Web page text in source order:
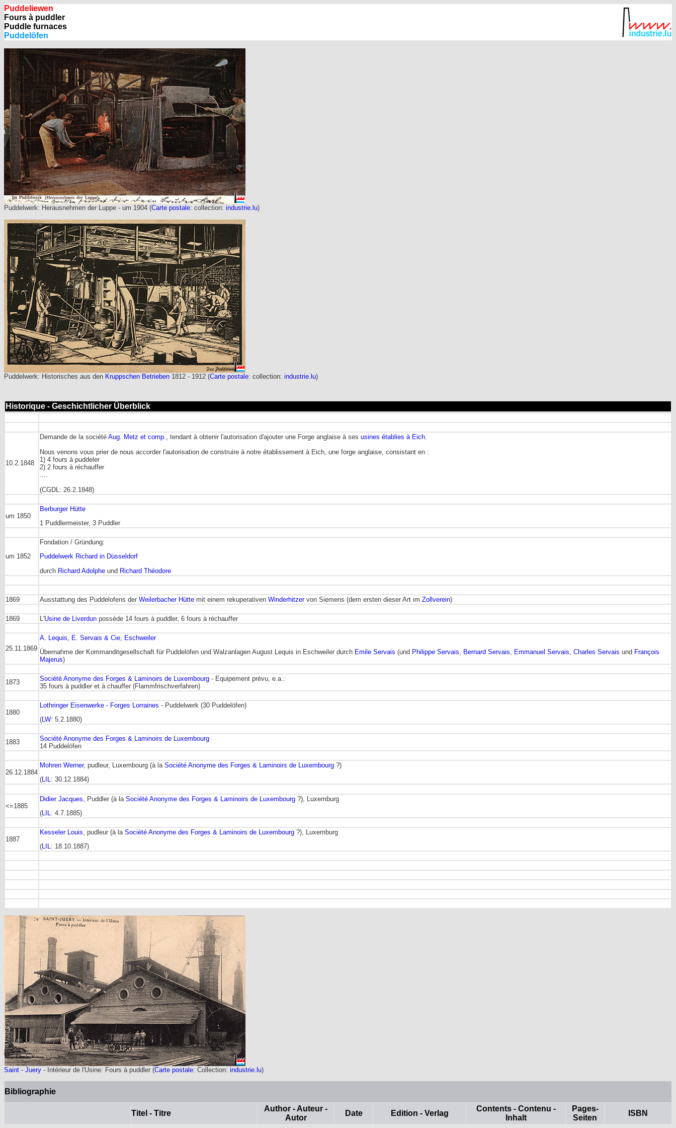
Puddeliewen
Fours à puddler
Puddle furnaces
Puddelöfen
Puddelwerk: Herausnehmen der Luppe - um 1904 (Carte postale: collection: industrie.lu)
Puddelwerk: Historisches aus den Kruppschen Betrieben 1812 - 1912 (Carte postale: collection: industrie.lu)
Historique - Geschichtlicher Überblick
10.2.1848
Demande de la société Aug. Metz et comp., tendant à obtenir l'autorisation d'ajouter une Forge anglaise à ses usines établies à Eich.
Nous venons vous prier de nous accorder l'autorisation de construire à notre établissement à Eich, une forge anglaise, consistant en :
1) 4 fours à puddeler
2) 2 fours à réchauffer
....
(CGDL: 26.2.1848)
um 1850
Berburger Hütte
1 Puddlermeister, 3 Puddler
um 1852
Fondation / Gründung:
Puddelwerk Richard in Düsseldorf
durch Richard Adolphe und Richard Théodore
1869 Ausstattung des Puddelofens der Weilerbacher Hütte mit einem rekuperativen Winderhitzervon Siemens (dem ersten dieser Art im Zollverein)
1869 L'Usine de Liverdun possède 14 fours à puddler, 6 fours à réchauffer
25.11.1869
A. Lequis, E. Servais & Cie, Eschweiler
Übernahme der Kommanditgesellschaft für Puddelöfen und Walzanlagen August Lequis in Eschweiler durch Emile Servais (und Philippe Servais, Bernard Servais, Emmanuel Servais, Charles Servais und François
Majerus)
1873 Société Anonyme des Forges & Laminoirs de Luxembourg - Equipement prévu, e.a.:
35 fours à puddler et à chauffer (Flammfrischverfahren)
1880
Lothringer Eisenwerke - Forges Lorraines - Puddelwerk (30 Puddelöfen)
(LW: 5.2.1880)
1883
Société Anonyme des Forges & Laminoirs de Luxembourg
14 Puddelöfen
26.12.1884
Mohren Werner, pudleur, Luxembourg (à la Société Anonyme des Forges & Laminoirs de Luxembourg ?)
(LIL: 30.12.1884)
<=1885
Didier Jacques, Puddler (à la Société Anonyme des Forges & Laminoirs de Luxembourg ?), Luxemburg
(LIL: 4.7.1885)
1887
Kesseler Louis, pudleur (à la Société Anonyme des Forges & Laminoirs de Luxembourg ?), Luxemburg
(LIL: 18.10.1887)
Saint - Juery - Intérieur de l'Usine: Fours à puddler (Carte postale: Collection: industrie.lu)
Bibliographie
Titel - Titre
Author - Auteur -
Autor
Date Edition - Verlag
Contents - Contenu -
Inhalt
Pages-
Seiten
ISBN